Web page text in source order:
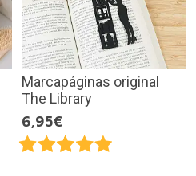
Marcapáginas original
The Library
6,95€